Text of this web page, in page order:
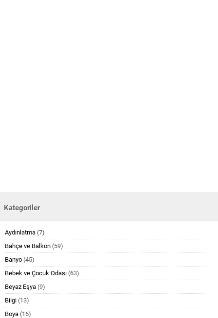
Kategoriler
Aydınlatma (7)
Bahçe ve Balkon (59)
Banyo (45)
Bebek ve Çocuk Odası (63)
Beyaz Eşya (9)
Bilgi (13)
Boya (16)